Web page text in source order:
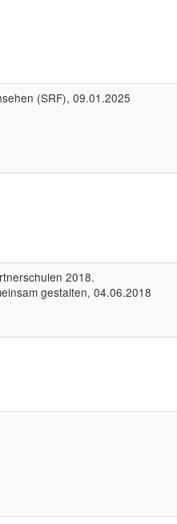
(SRF), 09.01.2025
2018.
gestalten, 04.06.2018